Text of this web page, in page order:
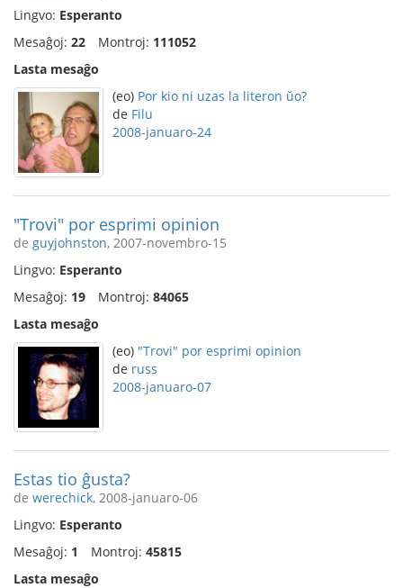
Lingvo: Esperanto
Mesaĝoj: 22 Montroj: 111052
Lasta mesaĝo
(eo) Por kio ni uzas la literon ŭo?
de Filu
2008-januaro-24
"Trovi" por esprimi opinion
de guyjohnston, 2007-novembro-15
Lingvo: Esperanto
Mesaĝoj: 19 Montroj: 84065
Lasta mesaĝo
(eo) "Trovi" por esprimi opinion
de russ
2008-januaro-07
Estas tio ĝusta?
de werechick, 2008-januaro-06
Lingvo: Esperanto
Mesaĝoj: 1 Montroj: 45815
Lasta mesaĝo